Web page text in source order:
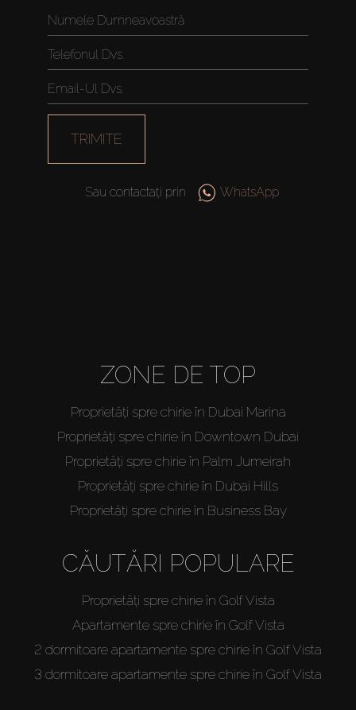
TRIMITE
Sau contactați prin WhatsApp
ZONE DE TOP
Proprietăți spre chirie în Dubai Marina
Proprietăți spre chirie în Downtown Dubai
Proprietăți spre chirie în Palm Jumeirah
Proprietăți spre chirie în Dubai Hills
Proprietăți spre chirie în Business Bay
CĂUTĂRI POPULARE
Proprietăți spre chirie în Golf Vista
Apartamente spre chirie în Golf Vista
2 dormitoare apartamente spre chirie în Golf Vista
3 dormitoare apartamente spre chirie în Golf Vista